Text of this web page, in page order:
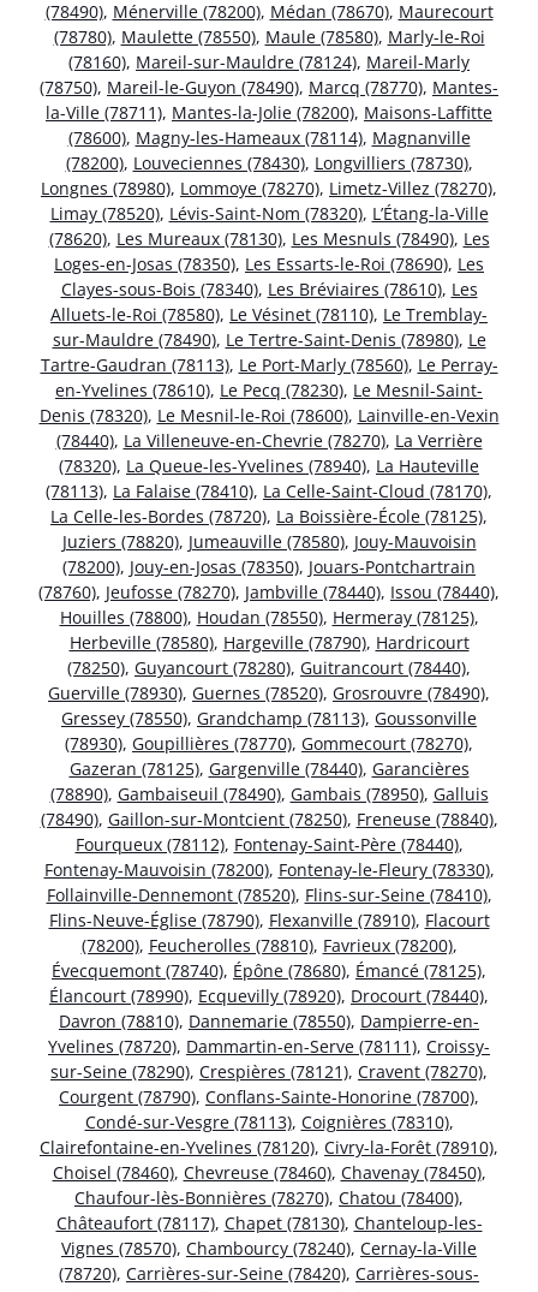
(78490), Ménerville (78200), Médan (78670), Maurecourt
(78780), Maulette (78550), Maule (78580), Marly-le-Roi
(78160), Mareil-sur-Mauldre (78124), Mareil-Marly
(78750), Mareil-le-Guyon (78490), Marcq (78770), Mantes-
la-Ville (78711), Mantes-la-Jolie (78200), Maisons-Laffitte
(78600), Magny-les-Hameaux (78114), Magnanville
(78200), Louveciennes (78430), Longvilliers (78730),
Longnes (78980), Lommoye (78270), Limetz-Villez (78270),
Limay (78520), Lévis-Saint-Nom (78320), L’Étang-la-Ville
(78620), Les Mureaux (78130), Les Mesnuls (78490), Les
Loges-en-Josas (78350), Les Essarts-le-Roi (78690), Les
Clayes-sous-Bois (78340), Les Bréviaires (78610), Les
Alluets-le-Roi (78580), Le Vésinet (78110), Le Tremblay-
sur-Mauldre (78490), Le Tertre-Saint-Denis (78980), Le
Tartre-Gaudran (78113), Le Port-Marly (78560), Le Perray-
en-Yvelines (78610), Le Pecq (78230), Le Mesnil-Saint-
Denis (78320), Le Mesnil-le-Roi (78600), Lainville-en-Vexin
(78440), La Villeneuve-en-Chevrie (78270), La Verrière
(78320), La Queue-les-Yvelines (78940), La Hauteville
(78113), La Falaise (78410), La Celle-Saint-Cloud (78170),
La Celle-les-Bordes (78720), La Boissière-École (78125),
Juziers (78820), Jumeauville (78580), Jouy-Mauvoisin
(78200), Jouy-en-Josas (78350), Jouars-Pontchartrain
(78760), Jeufosse (78270), Jambville (78440), Issou (78440),
Houilles (78800), Houdan (78550), Hermeray (78125),
Herbeville (78580), Hargeville (78790), Hardricourt
(78250), Guyancourt (78280), Guitrancourt (78440),
Guerville (78930), Guernes (78520), Grosrouvre (78490),
Gressey (78550), Grandchamp (78113), Goussonville
(78930), Goupillières (78770), Gommecourt (78270),
Gazeran (78125), Gargenville (78440), Garancières
(78890), Gambaiseuil (78490), Gambais (78950), Galluis
(78490), Gaillon-sur-Montcient (78250), Freneuse (78840),
Fourqueux (78112), Fontenay-Saint-Père (78440),
Fontenay-Mauvoisin (78200), Fontenay-le-Fleury (78330),
Follainville-Dennemont (78520), Flins-sur-Seine (78410),
Flins-Neuve-Église (78790), Flexanville (78910), Flacourt
(78200), Feucherolles (78810), Favrieux (78200),
Évecquemont (78740), Épône (78680), Émancé (78125),
Élancourt (78990), Ecquevilly (78920), Drocourt (78440),
Davron (78810), Dannemarie (78550), Dampierre-en-
Yvelines (78720), Dammartin-en-Serve (78111), Croissy-
sur-Seine (78290), Crespières (78121), Cravent (78270),
Courgent (78790), Conflans-Sainte-Honorine (78700),
Condé-sur-Vesgre (78113), Coignières (78310),
Clairefontaine-en-Yvelines (78120), Civry-la-Forêt (78910),
Choisel (78460), Chevreuse (78460), Chavenay (78450),
Chaufour-lès-Bonnières (78270), Chatou (78400),
Châteaufort (78117), Chapet (78130), Chanteloup-les-
Vignes (78570), Chambourcy (78240), Cernay-la-Ville
(78720), Carrières-sur-Seine (78420), Carrières-sous-